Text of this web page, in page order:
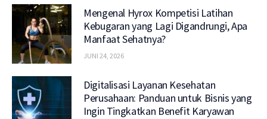
Mengenal Hyrox Kompetisi Latihan
Kebugaran yang Lagi Digandrungi, Apa
Manfaat Sehatnya?
JUNI 24, 2026
Digitalisasi Layanan Kesehatan
Perusahaan: Panduan untuk Bisnis yang
Ingin Tingkatkan Benefit Karyawan